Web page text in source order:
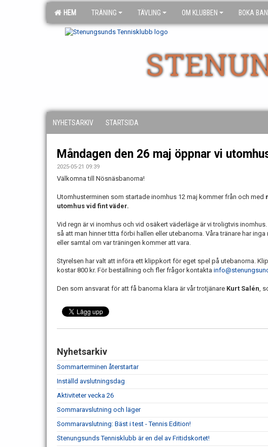
HEM TRÄNING TÄVLING OM KLUBBEN BOKA
NYHETSARKIV STARTSIDA
Måndagen den 26 maj öppnar vi
2025-05-21 09:39
Välkomna till Nösnäsbanorna!
Utomhusterminen som startade inomhus 12 maj kommer från och med
utomhus vid fint väder.
Vid regn är vi inomhus och vid osäkert väderläge är vi troligtvis
så att man hinner titta förbi hallen eller utebanorna. Våra tränare har
eller samtal om var träningen kommer att vara.
Styrelsen har valt att införa ett klippkort för eget spel på utebanorna.
kostar 800 kr. För beställning och fler frågor kontakta
Den som ansvarat för att få banorna klara är vår trotjänare Kurt Salén,
Nyhetsarkiv
Sommarterminen återstartar
Inställd avslutningsdag
Aktiviteter vecka 26
Sommaravslutning och läger
Sommaravslutning: Bäst i test - Tennis Edition!
Stenungsunds Tennisklubb är en del av Fritidskortet!